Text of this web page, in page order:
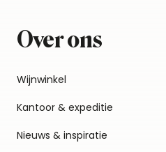
Over ons
Wijnwinkel
Kantoor & expeditie
Nieuws & inspiratie